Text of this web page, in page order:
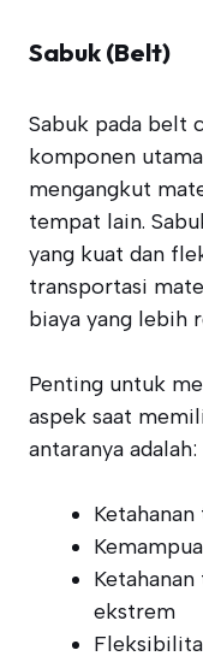
Sabuk (Belt)
Sabuk pada belt
komponen
mengangkut
tempat lain.
yang kuat dan
transportasi
biaya yang lebih
Penting untuk
aspek saat
antaranya adalah:
ekstrem